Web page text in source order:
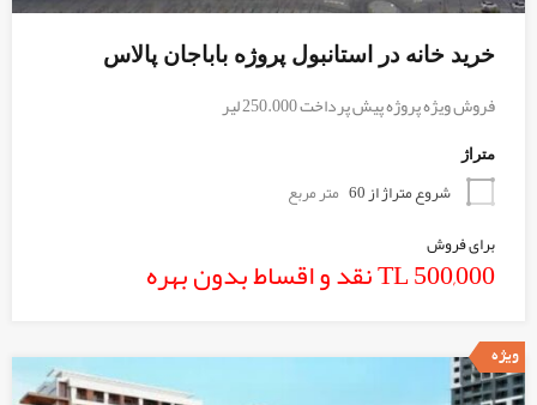
خرید خانه در استانبول پروژه باباجان پالاس
فروش ویژه پروژه پیش پرداخت 250.000 لیر
متراژ
شروع متراژ از 60
متر مربع
برای فروش
TL 500,000 نقد و اقساط بدون بهره
ویژه